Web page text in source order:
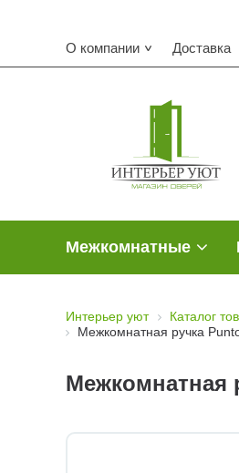
О компании Доставка
Межкомнатные
Интерьер уют Каталог
Межкомнатная ручка
Межкомнатная